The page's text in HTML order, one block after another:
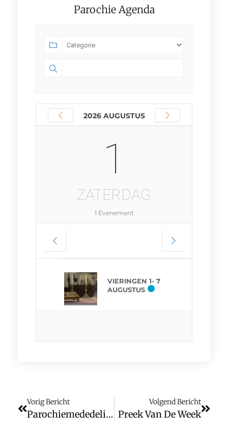
Parochie Agenda
2026 AUGUSTUS
1
ZATERDAG
1 Evenement
VIERINGEN 1- 7
AUGUSTUS
Vorig Bericht
Parochiemededelingen
Volgend Bericht
Preek Van De Week